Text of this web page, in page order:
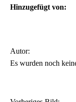
Hinzugefügt von:
Autor:
Es wurden noch